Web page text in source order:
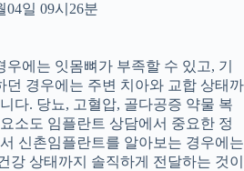
04일 09시26분
에는 잇몸뼈가 부족할 수 있고, 기
던 경우에는 주변 치아와 교합 상태까
다. 당뇨, 고혈압, 골다공증 약물 복
소도 임플란트 상담에서 중요한 정
신촌임플란트를 알아보는 경우에는
강 상태까지 솔직하게 전달하는 것이